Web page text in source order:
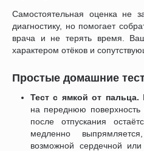
Самостоятельная оценка не
диагностику, но помогает
врача и не терять время.
характером отёков и
Простые домашние
Тест с ямкой от пальца.
на переднюю
после отпускания
медленно
возможной сердечной или